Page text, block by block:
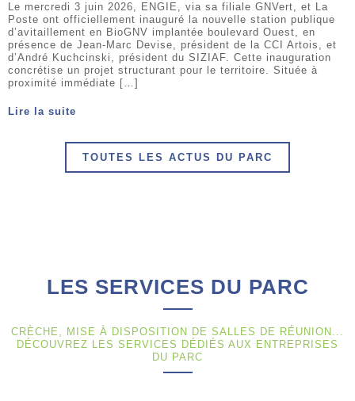
Le mercredi 3 juin 2026, ENGIE, via sa filiale GNVert, et La
Poste ont officiellement inauguré la nouvelle station publique
d’avitaillement en BioGNV implantée boulevard Ouest, en
présence de Jean-Marc Devise, président de la CCI Artois, et
d’André Kuchcinski, président du SIZIAF. Cette inauguration
concrétise un projet structurant pour le territoire. Située à
proximité immédiate […]
Lire la suite
TOUTES LES ACTUS DU PARC
LES SERVICES DU PARC
CRÈCHE, MISE À DISPOSITION DE SALLES DE RÉUNION...
DÉCOUVREZ LES SERVICES DÉDIÉS AUX ENTREPRISES
DU PARC